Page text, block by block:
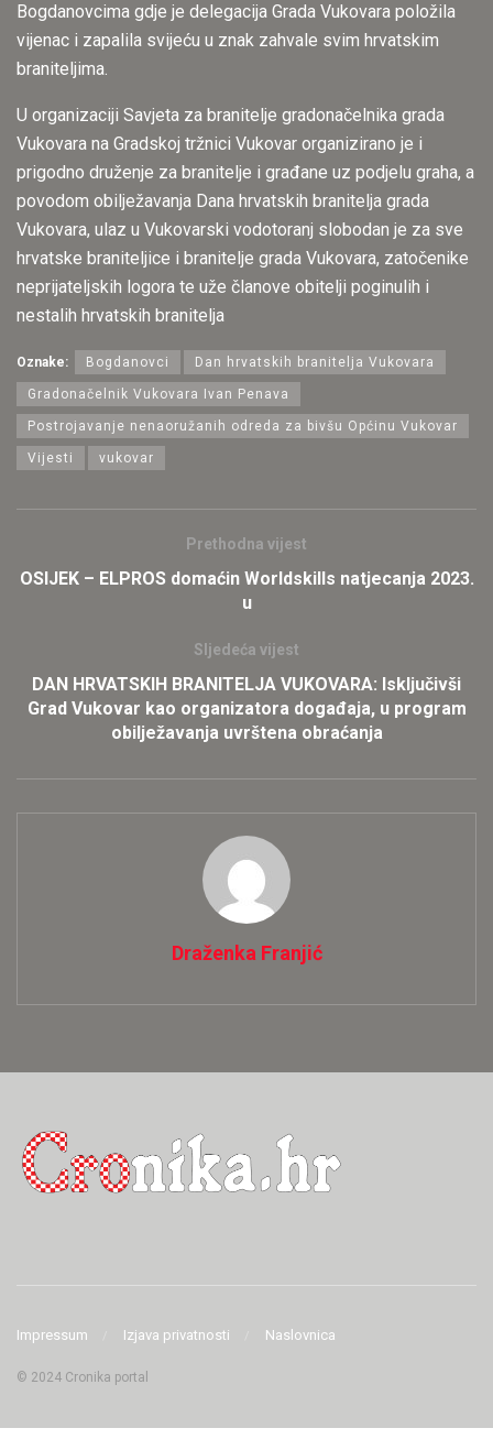
Bogdanovcima gdje je delegacija Grada Vukovara položila
vijenac i zapalila svijeću u znak zahvale svim hrvatskim
braniteljima.
U organizaciji Savjeta za branitelje gradonačelnika grada
Vukovara na Gradskoj tržnici Vukovar organizirano je i
prigodno druženje za branitelje i građane uz podjelu graha, a
povodom obilježavanja Dana hrvatskih branitelja grada
Vukovara, ulaz u Vukovarski vodotoranj slobodan je za sve
hrvatske braniteljice i branitelje grada Vukovara, zatočenike
neprijateljskih logora te uže članove obitelji poginulih i
nestalih hrvatskih branitelja
Oznake: Bogdanovci Dan hrvatskih branitelja Vukovara
Gradonačelnik Vukovara Ivan Penava
Postrojavanje nenaoružanih odreda za bivšu Općinu Vukovar
Vijesti vukovar
Prethodna vijest
OSIJEK – ELPROS domaćin Worldskills natjecanja 2023.
u
Sljedeća vijest
DAN HRVATSKIH BRANITELJA VUKOVARA: Isključivši
Grad Vukovar kao organizatora događaja, u program
obilježavanja uvrštena obraćanja
Draženka Franjić
Impressum Izjava privatnosti Naslovnica
© 2024 Cronika portal